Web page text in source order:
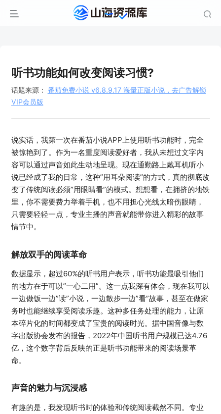
听书功能如何改变阅读习惯?
话题来源： 番茄免费小说 v6.8.9.17 海量正版小说，去广告解锁
VIP会员版
说实话，我第一次在番茄小说APP上使用听书功能时，完全
被惊艳到了。作为一名重度阅读爱好者，我从未想过文字内
容可以通过声音如此生动地呈现。现在通勤路上戴耳机听小
说已经成了我的日常，这种”用耳朵阅读”的方式，真的彻底改
变了传统阅读必须”用眼睛看”的模式。想想看，在拥挤的地铁
里，你不需要费力举着手机，也不用担心光线太暗伤眼睛，
只需要轻轻一点，专业主播的声音就能带你进入精彩的故事
情节中。
解放双手的阅读革命
数据显示，超过60%的听书用户表示，听书功能最吸引他们
的地方在于可以”一心二用”。这一点我深有体会，现在我可以
一边做饭一边”读”小说，一边散步一边”看”故事，甚至在做家
务时也能继续享受阅读乐趣。这种多任务处理的能力，让原
本碎片化的时间都变成了宝贵的阅读时光。据中国音像与数
字出版协会发布的报告，2022年中国听书用户规模已达4.76
亿，这个数字背后反映的正是听书功能带来的阅读场景革
命。
声音的魅力与沉浸感
有趣的是，我发现听书时的体验和传统阅读截然不同。专业